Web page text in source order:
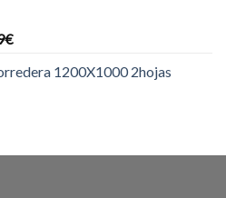
€El
actual 1200X1000 2hojas